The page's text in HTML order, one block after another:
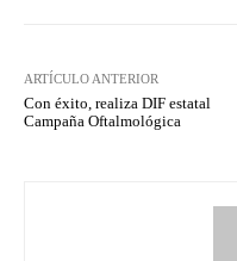
ARTÍCULO ANTERIOR
Con éxito, realiza DIF estatal
Campaña Oftalmológica